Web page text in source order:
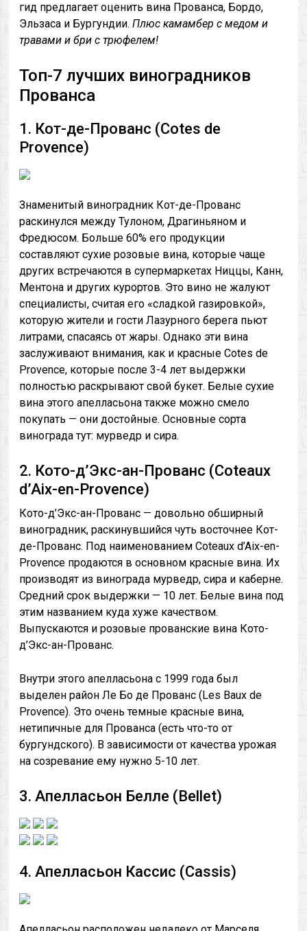
гид предлагает оценить вина Прованса, Бордо,
Эльзаса и Бургундии.Плюс камамбер с медом и
травами и бри с трюфелем!
Топ-7 лучших виноградников
Прованса
1. Кот-де-Прованс (Cotes de
Provence)
Знаменитый виноградник Кот-де-Прованс
раскинулся между Тулоном, Драгиньяном и
Фредюсом. Больше 60% его продукции
составляют сухие розовые вина, которые чаще
других встречаются в супермаркетах Ниццы, Канн,
Ментона и других курортов. Это вино не жалуют
специалисты, считая его «сладкой газировкой»,
которую жители и гости Лазурного берега пьют
литрами, спасаясь от жары. Однако эти вина
заслуживают внимания, как и красные Cotes de
Provence, которые после 3-4 лет выдержки
полностью раскрывают свой букет. Белые сухие
вина этого апелласьона также можно смело
покупать — они достойные. Основные сорта
винограда тут: мурведр и сира.
2. Кото-д’Экс-ан-Прованс (Coteaux
d’Aix-en-Provence)
Кото-д’Экс-ан-Прованс — довольно обширный
виноградник, раскинувшийся чуть восточнее Кот-
де-Прованс. Под наименованием Coteaux d’Aix-en-
Provence продаются в основном красные вина. Их
производят из винограда мурведр, сира и каберне.
Средний срок выдержки — 10 лет. Белые вина под
этим названием куда хуже качеством.
Выпускаются и розовые прованские вина Кото-
д’Экс-ан-Прованс.
Внутри этого апелласьона с 1999 года был
выделен район Ле Бо де Прованс (Les Baux de
Provence). Это очень темные красные вина,
нетипичные для Прованса (есть что-то от
бургундского). В зависимости от качества урожая
на созревание ему нужно 5-10 лет.
3. Апелласьон Белле (Bellet)
4. Апелласьон Кассис (Cassis)